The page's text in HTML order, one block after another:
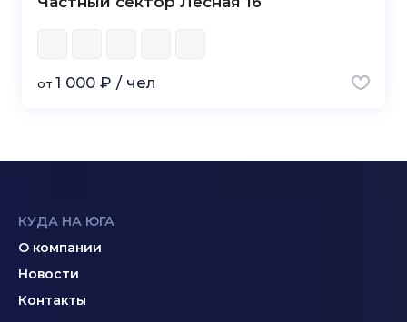
от 1 000 ₽ / чел
КУДА НА ЮГА
О компании
Новости
Контакты